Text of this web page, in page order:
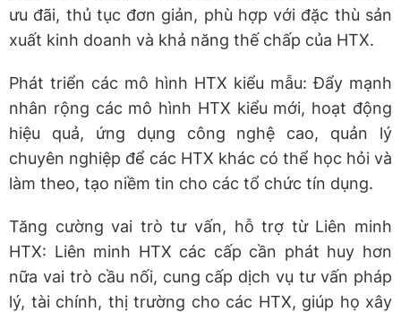
ưu đãi, thủ tục đơn giản, phù hợp với đặc thù sản
xuất kinh doanh và khả năng thế chấp của HTX.
Phát triển các mô hình HTX kiểu mẫu: Đẩy mạnh
nhân rộng các mô hình HTX kiểu mới, hoạt động
hiệu quả, ứng dụng công nghệ cao, quản lý
chuyên nghiệp để các HTX khác có thể học hỏi và
làm theo, tạo niềm tin cho các tổ chức tín dụng.
Tăng cường vai trò tư vấn, hỗ trợ từ Liên minh
HTX: Liên minh HTX các cấp cần phát huy hơn
nữa vai trò cầu nối, cung cấp dịch vụ tư vấn pháp
lý, tài chính, thị trường cho các HTX, giúp họ xây